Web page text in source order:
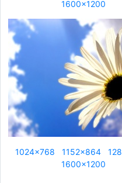
1600x1200
1024x768 1152x864
1600x1200